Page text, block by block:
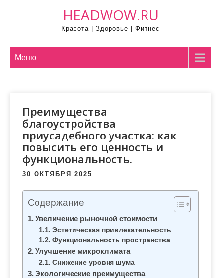
HEADWOW.RU
Красота | Здоровье | Фитнес
Меню
Преимущества
благоустройства
приусадебного участка: как
повысить его ценность и
функциональность.
30 ОКТЯБРЯ 2025
Содержание
Увеличение рыночной стоимости
Эстетическая привлекательность
Функциональность пространства
Улучшение микроклимата
Снижение уровня шума
Экологические преимущества